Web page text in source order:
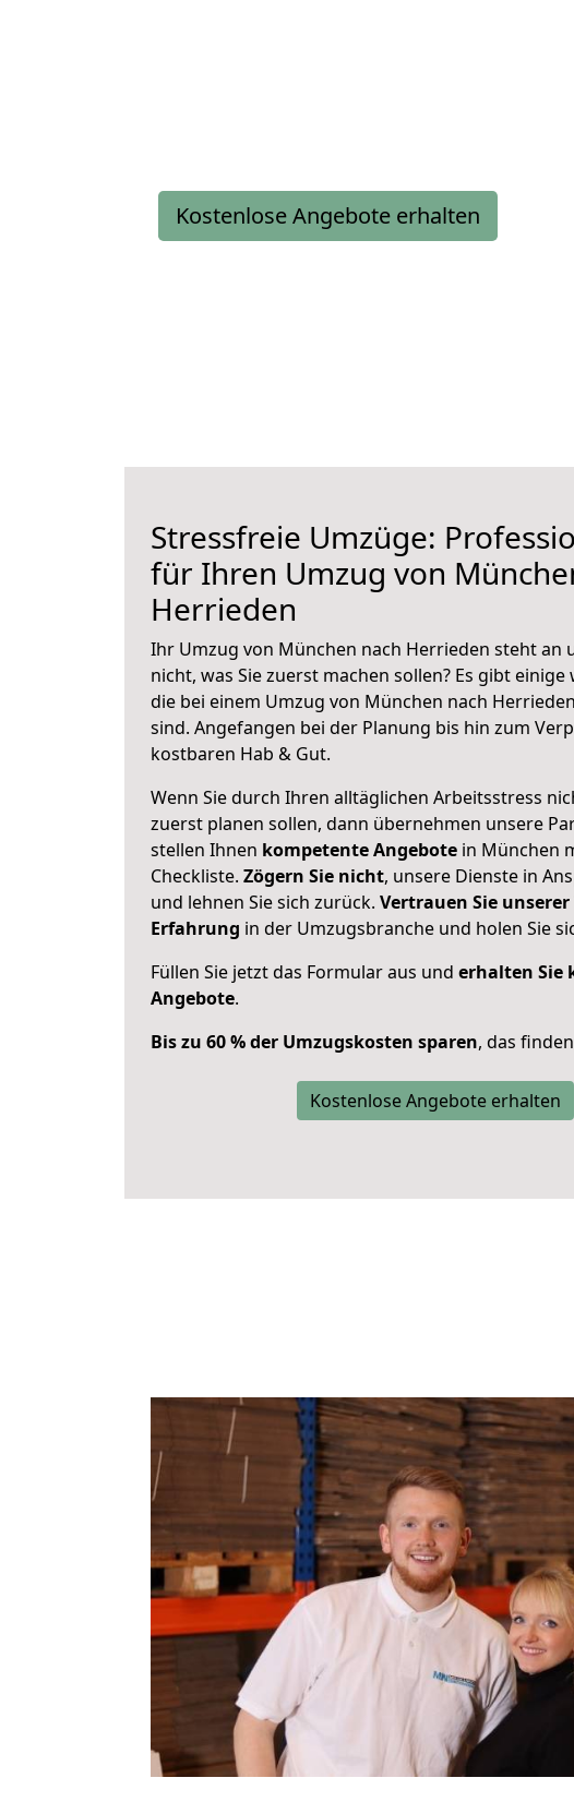
Kostenlose Angebote erhalten
Stressfreie Umzüge:
für Ihren Umzug von
Herrieden
Ihr Umzug von München nach Herrieden steht an
nicht, was Sie zuerst machen sollen? Es gibt
die bei einem Umzug von München nach
sind. Angefangen bei der Planung bis hin zum
kostbaren Hab & Gut.
Wenn Sie durch Ihren alltäglichen Arbeitsstress
zuerst planen sollen, dann übernehmen unsere
stellen Ihnen kompetente Angebote in München
Checkliste. Zögern Sie nicht, unsere Dienste in
und lehnen Sie sich zurück. Vertrauen Sie unserer
Erfahrung in der Umzugsbranche und holen Sie
Füllen Sie jetzt das Formular aus und erhalten Sie
Angebote.
Bis zu 60 % der Umzugskosten sparen, das
Kostenlose Angebote erhalten